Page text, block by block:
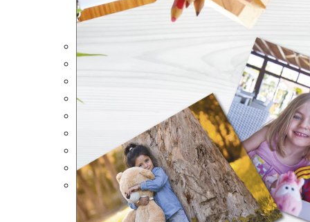
Tazas Personalizadas
Peluches Personalizados
Portalápices Personalizados
Puzles Personalizados
Juegos de Mesa
Alfombrillas Personalizadas
Lámparas LED